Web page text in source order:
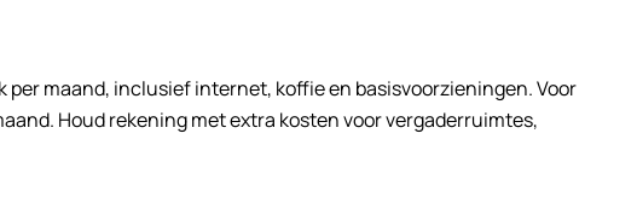
maand, inclusief internet, koffie en basisvoorzieningen. Voor
Houd rekening met extra kosten voor vergaderruimtes,